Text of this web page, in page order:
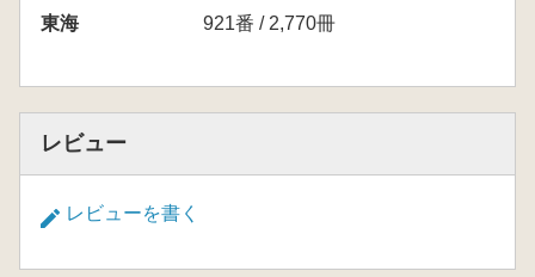
東海
921番 / 2,770冊
レビュー
レビューを書く